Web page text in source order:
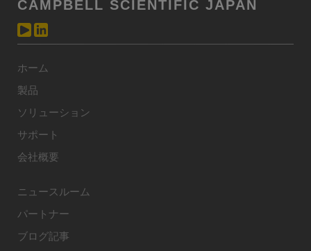
CAMPBELL SCIENTIFIC JAPAN
ホーム
製品
ソリューション
サポート
会社概要
ニュースルーム
パートナー
ブログ記事